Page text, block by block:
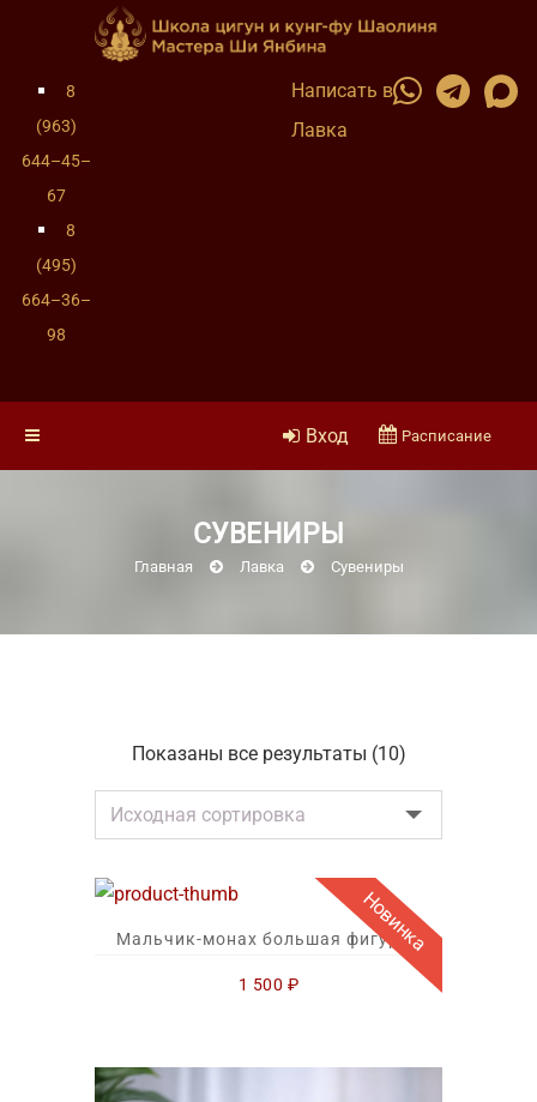
8
(963)
644–45–
67
8
(495)
664–36–
98
Написать в
Лавка
Вход Расписание
СУВЕНИРЫ
Главная Лавка Сувениры
Показаны все результаты (10)
Новинка
Мальчик-монах большая фигурка
1 500 ₽